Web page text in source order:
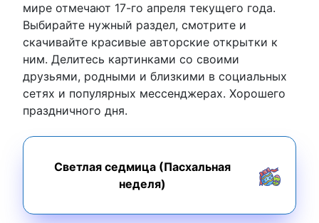
мире отмечают 17-го апреля текущего года.
Выбирайте нужный раздел, смотрите и
скачивайте красивые авторские открытки к
ним. Делитесь картинками со своими
друзьями, родными и близкими в социальных
сетях и популярных мессенджерах. Хорошего
праздничного дня.
Светлая седмица (Пасхальная
неделя)